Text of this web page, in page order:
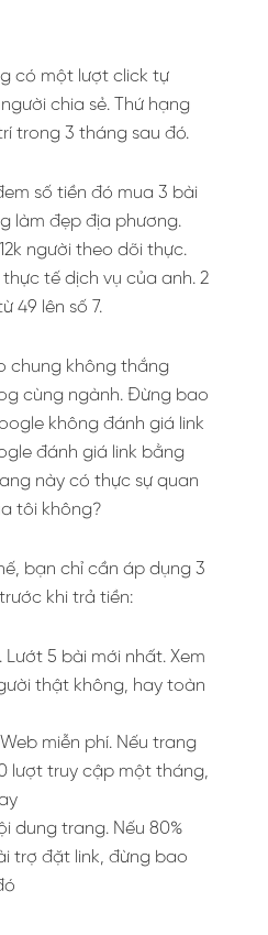
có một lượt click tự
chia sẻ. Thứ hạng
trong 3 tháng sau đó.
số tiền đó mua 3 bài
làm đẹp địa phương.
người theo dõi thực.
tế dịch vụ của anh. 2
49 lên số 7.
chung không thắng
cùng ngành. Đừng bao
không đánh giá link
đánh giá link bằng
này có thực sự quan
tôi không?
bạn chỉ cần áp dụng 3
khi trả tiền:
Lướt 5 bài mới nhất. Xem
thật không, hay toàn
miễn phí. Nếu trang
lượt truy cập một tháng,
dung trang. Nếu 80%
trợ đặt link, đừng bao